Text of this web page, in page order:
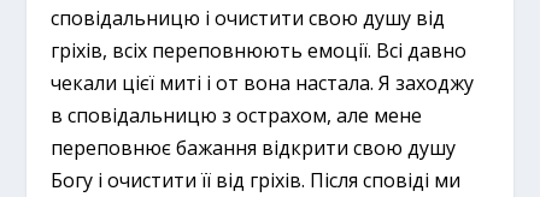
сповідальницю і очистити свою душу від
гріхів, всіх переповнюють емоції. Всі давно
чекали цієї миті і от вона настала. Я заходжу
в сповідальницю з острахом, але мене
переповнює бажання відкрити свою душу
Богу і очистити її від гріхів. Після сповіді ми